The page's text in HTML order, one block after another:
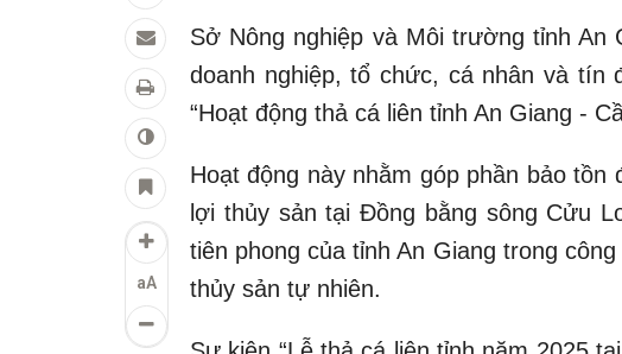
aA
Sở Nông nghiệp và Môi trường tỉnh
doanh nghiệp, tổ chức, cá nhân và tín
“Hoạt động thả cá liên tỉnh An Giang -
Hoạt động này nhằm góp phần bảo
lợi thủy sản tại Đồng bằng sông Cửu
tiên phong của tỉnh An Giang trong
thủy sản tự nhiên.